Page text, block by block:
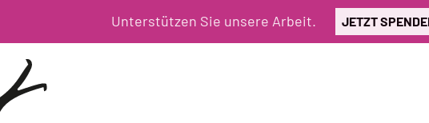
Unterstützen Sie unsere Arbeit. JETZT